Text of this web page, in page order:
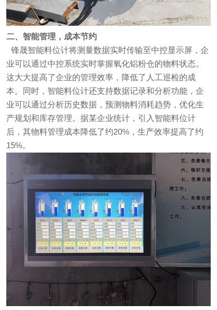
二、智能管理，成本节约
锋晟智能料位计将测量数据实时传输至中控显示屏，企
业可以通过中控系统实时掌握氧化铝粉仓的物料状态。
这大大提高了企业的管理效率，降低了人工巡检的成
本。同时，智能料位计还支持数据记录和分析功能，企
业可以通过分析历史数据，预测物料消耗趋势，优化生
产规划和库存管理。据某企业统计，引入智能料位计
后，其物料管理成本降低了约20%，生产效率提高了约
15%。